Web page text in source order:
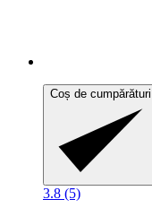
Coș de cumpărături
3.8 (5)